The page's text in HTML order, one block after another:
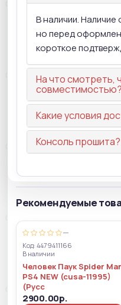
В наличии. Наличие
но перед
короткое
На что смотреть,
совместимостью?
Какие условия
Консоль
Рекомендуемые
—
Код: 4479411166
В наличии
Человек Паук Spider
PS4 NEW (cusa-11995)
(Русс
2900.00р.